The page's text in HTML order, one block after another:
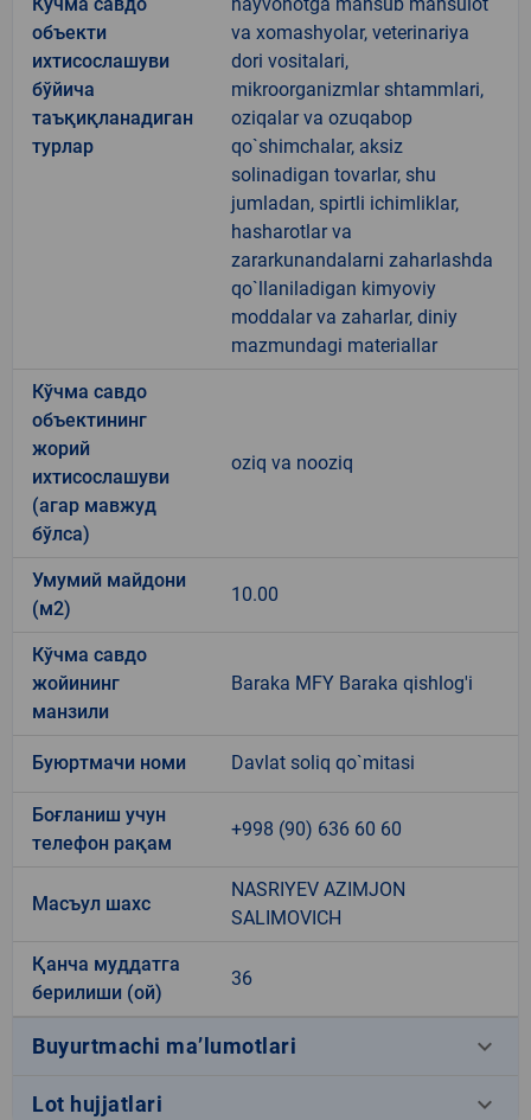
объекти
ихтисослашуви
бўйича
таъқиқланадиган
турлар
va xomashyolar, veterinariya
dori vositalari,
mikroorganizmlar shtammlari,
oziqalar va ozuqabop
qo`shimchalar, aksiz
solinadigan tovarlar, shu
jumladan, spirtli ichimliklar,
hasharotlar va
zararkunandalarni zaharlashda
qo`llaniladigan kimyoviy
moddalar va zaharlar, diniy
mazmundagi materiallar
Кўчма савдо
объектининг
жорий
ихтисослашуви
(агар мавжуд
бўлса)
oziq va nooziq
Умумий майдони
(м2)
10.00
Кўчма савдо
жойининг
манзили
Baraka MFY Baraka qishlog'i
Буюртмачи номи Davlat soliq qo`mitasi
Боғланиш учун
телефон рақам
+998 (90) 636 60 60
Масъул шахс
NASRIYEV AZIMJON
SALIMOVICH
Қанча муддатга
берилиши (ой)
36
Buyurtmachi ma’lumotlari keyboard_arrow_down
Lot hujjatlari keyboard_arrow_down